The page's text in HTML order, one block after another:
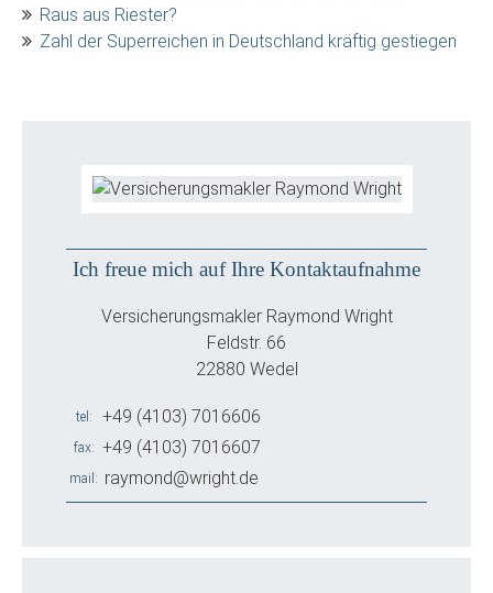
Raus aus Riester?
Zahl der Superreichen in Deutschland kräftig gestiegen
Ich freue mich auf Ihre Kontaktaufnahme
Versicherungsmakler Raymond Wright
Feldstr. 66
22880 Wedel
tel +49 (4103) 7016606
fax +49 (4103) 7016607
mail raymond@wright.de